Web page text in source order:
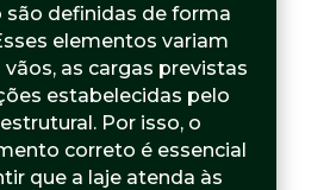
são definidas de forma
elementos variam
as cargas previstas
estabelecidas pelo
Por isso, o
correto é essencial
que a laje atenda às